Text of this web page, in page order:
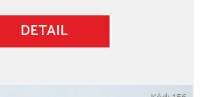
5
hvězdiček.
DETAIL